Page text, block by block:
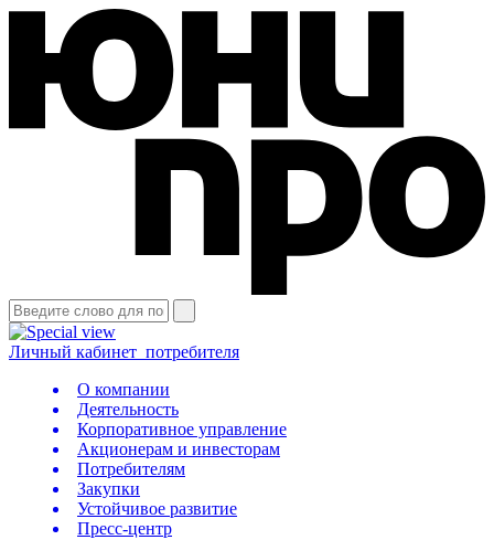
Личный кабинет потребителя
О компании
Деятельность
Корпоративное управление
Акционерам и инвесторам
Потребителям
Закупки
Устойчивое развитие
Пресс-центр